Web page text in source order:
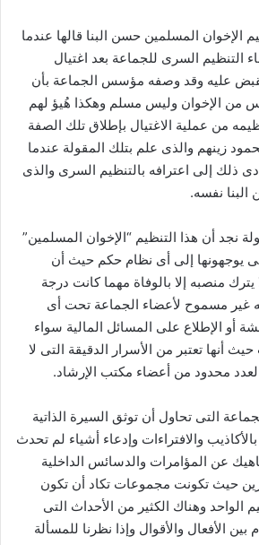
المسلمين حسن البنا قالها عندما
التنظيم السرى للجماعة بعد اغتيال
عليه وقد وصفه مؤسس الجماعة بأن
من الإخوان وليس مسلم وهكذا هُيؤ لهم
من عملية الاغتيال بإطلاق تلك الصفة
زينهم والذى علم بتلك المقولة عندما
إلى اعترافه بالتنظيم السرى والذى
البنا نفسه.
نجد أن هذا التنظيم “الإخوان المسلمين”
يوجهونها إلى أى نظام حكم حيث أن
يترك منصبه إلا بالوفاة مهما كانت درجة
غير مسموح لأعضاء الجماعة تحت أى
الإطلاع على المسائل المالية سواء
أنها تعتبر من الأسرار الدقيقة التى لا
لعدد محدود من أعضاء مكتب الإرشاد.
التى تحاول أن توثق السيرة الذاتية
والافتراءات وإدعاء أشياء لم تحدث
عن المؤامرات والدسائس الداخلية
حيث تكونت مجموعات تكاد أن تكون
الواحد وهناك الكثير من الأحداث التى
بين الأفعال والأقوال وإذا نظرنا للمسألة